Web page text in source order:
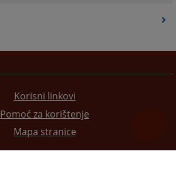
Korisni linkovi
Pomoć za korištenje
Mapa stranice